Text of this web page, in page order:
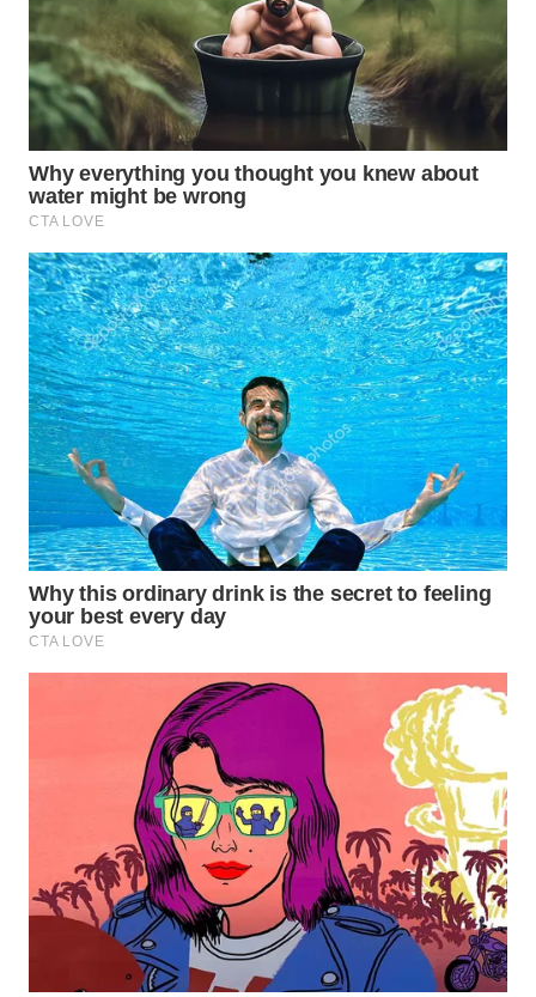
WN
CIANJUR
WN
KEPULAUAN
SERIBU
TANGERANG
WN
BINJAI
WN
CIREBON
WN
INDRAMAYU
WN
KUNINGAN
WN
SUKABUMI
PURWAKARTA